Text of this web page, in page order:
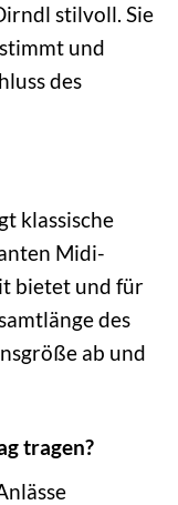
stilvoll. Sie
und
des
klassische
Midi-
bietet und für
des
ab und
tragen?